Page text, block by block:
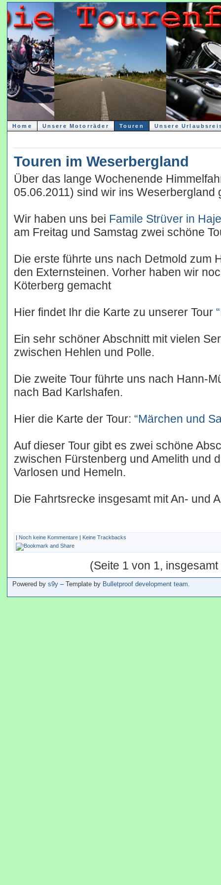
Home Unsere Motorräder Touren Unsere
Touren im Weserbergland
Über das lange Wochenende
05.06.2011) sind wir ins Weserbergland
Wir haben uns bei Famile Strüver in
am Freitag und Samstag zwei schöne
Die erste führte uns nach Detmold zum
den Externsteinen. Vorher haben wir
Köterberg gemacht
Hier findet Ihr die Karte zu unserer Tour
Ein sehr schöner Abschnitt mit vielen
zwischen Hehlen und Polle.
Die zweite Tour führte uns nach Hann-
nach Bad Karlshafen.
Hier die Karte der Tour: “Märchen und
Auf dieser Tour gibt es zwei schöne
zwischen Fürstenberg und Amelith und
Varlosen und Hemeln.
Die Fahrtsrecke insgesamt mit An- und
Noch keine Kommentare| Keine Trackbacks
(Seite 1 von 1,
Powered by s9y – Template by Bulletproof development team.